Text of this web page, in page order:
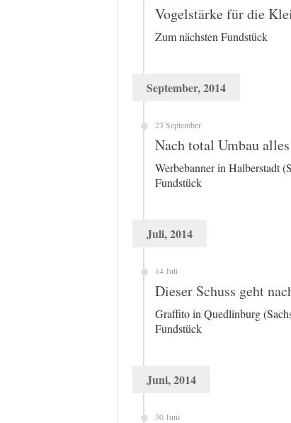
Vogelstärke für die
Zum nächsten Fundstück
September, 2014
23 September
Nach total Umbau
Werbebanner in Halberstadt
Fundstück
Juli, 2014
14 Juli
Dieser Schuss geht
Graffito in Quedlinburg
Fundstück
Juni, 2014
30 Juni